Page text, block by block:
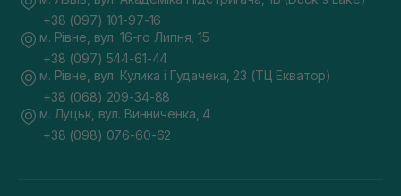
+38 (097) 101-97-16
м. Рівне, вул. 16-го Липня, 15
+38 (097) 544-61-44
м. Рівне, вул. Кулика і Гудачека, 23 (ТЦ Екватор)
+38 (068) 209-34-88
м. Луцьк, вул. Винниченка, 4
+38 (098) 076-60-62